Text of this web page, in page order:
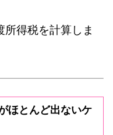
所得税を計算しま
とんど出ないケ